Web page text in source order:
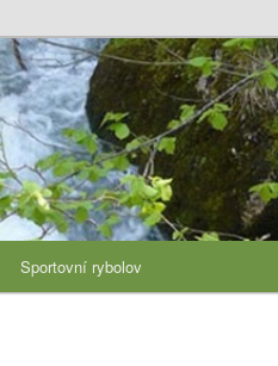
Sportovní rybolov